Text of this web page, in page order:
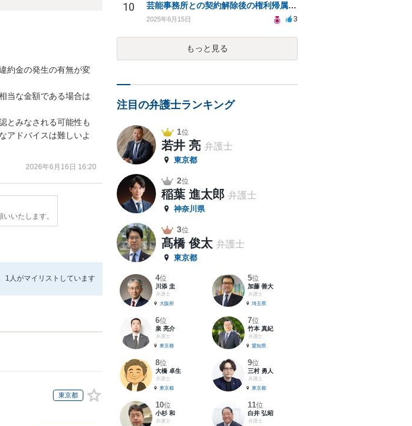
約金の発生の有無が変
当な金額である場合は
とみなされる可能性も
アドバイスは難しいよ
2026年6月16日 16:20
いたします。
1人がマイリストしています
東京都
10 芸能事務所との契約解除後の権利帰属についての確認
2025年6月15日 3
もっと見る
注目の弁護士ランキング
1位
若井 亮 弁護士
東京都
2位
稲葉 進太郎 弁護士
神奈川県
3位
髙橋 俊太 弁護士
東京都
4位
川添 圭
弁護士
大阪府
5位
加藤 善大
弁護士
埼玉県
6位
泉 亮介
弁護士
東京都
7位
竹本 真紀
弁護士
愛知県
8位
大橋 卓生
弁護士
東京都
9位
三村 勇人
弁護士
東京都
10位
小杉 和
弁護士
11位
白井 弘昭
弁護士